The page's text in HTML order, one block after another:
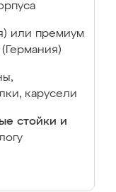
или премиум
карусели
стойки и